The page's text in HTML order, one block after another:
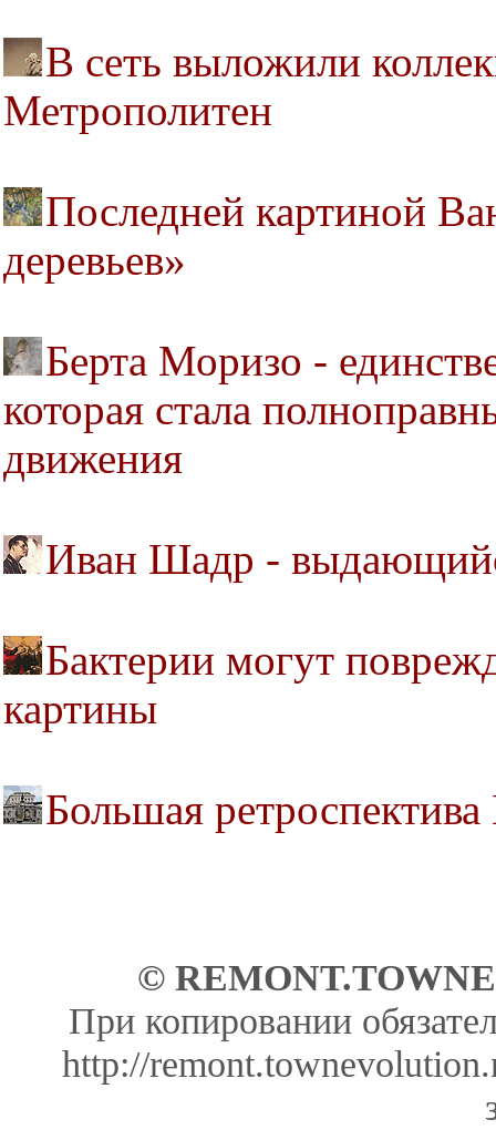
В сеть выложили
Метрополитен
Последней картиной
деревьев»
Берта Моризо -
которая стала
движения
Иван Шадр -
Бактерии могут
картины
Большая
©
При копировании
http://